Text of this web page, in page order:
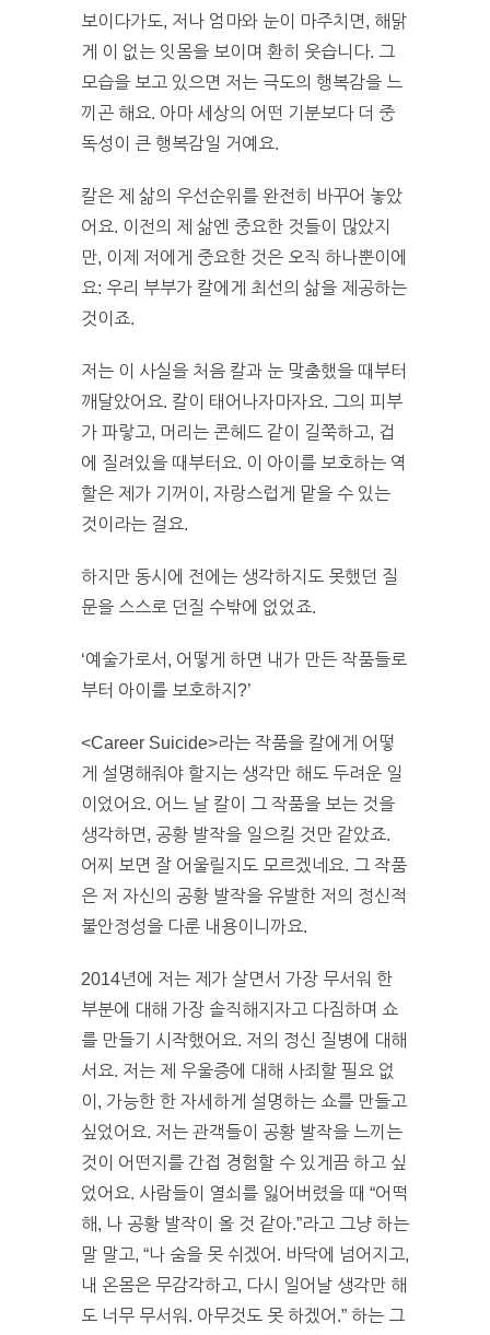
보이다가도, 저나 엄마와 눈이 마주치면, 해맑
게 이 없는 잇몸을 보이며 환히 웃습니다. 그
모습을 보고 있으면 저는 극도의 행복감을 느
끼곤 해요. 아마 세상의 어떤 기분보다 더 중
독성이 큰 행복감일 거예요.
칼은 제 삶의 우선순위를 완전히 바꾸어 놓았
어요. 이전의 제 삶엔 중요한 것들이 많았지
만, 이제 저에게 중요한 것은 오직 하나뿐이에
요: 우리 부부가 칼에게 최선의 삶을 제공하는
것이죠.
저는 이 사실을 처음 칼과 눈 맞춤했을 때부터
깨달았어요. 칼이 태어나자마자요. 그의 피부
가 파랗고, 머리는 콘헤드 같이 길쭉하고, 겁
에 질려있을 때부터요. 이 아이를 보호하는 역
할은 제가 기꺼이, 자랑스럽게 맡을 수 있는
것이라는 걸요.
하지만 동시에 전에는 생각하지도 못했던 질
문을 스스로 던질 수밖에 없었죠.
‘예술가로서, 어떻게 하면 내가 만든 작품들로
부터 아이를 보호하지?’
<Career Suicide>라는 작품을 칼에게 어떻
게 설명해줘야 할지는 생각만 해도 두려운 일
이었어요. 어느 날 칼이 그 작품을 보는 것을
생각하면, 공황 발작을 일으킬 것만 같았죠.
어찌 보면 잘 어울릴지도 모르겠네요. 그 작품
은 저 자신의 공황 발작을 유발한 저의 정신적
불안정성을 다룬 내용이니까요.
2014년에 저는 제가 살면서 가장 무서워 한
부분에 대해 가장 솔직해지자고 다짐하며 쇼
를 만들기 시작했어요. 저의 정신 질병에 대해
서요. 저는 제 우울증에 대해 사죄할 필요 없
이, 가능한 한 자세하게 설명하는 쇼를 만들고
싶었어요. 저는 관객들이 공황 발작을 느끼는
것이 어떤지를 간접 경험할 수 있게끔 하고 싶
었어요. 사람들이 열쇠를 잃어버렸을 때 “어떡
해, 나 공황 발작이 올 것 같아.”라고 그냥 하는
말 말고, “나 숨을 못 쉬겠어. 바닥에 넘어지고,
내 온몸은 무감각하고, 다시 일어날 생각만 해
도 너무 무서워. 아무것도 못 하겠어.” 하는 그